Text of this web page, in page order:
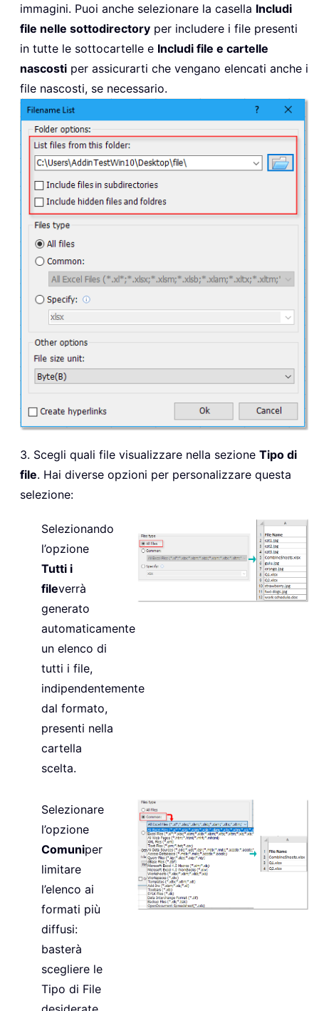
immagini. Puoi anche selezionare la casella Includi
file nelle sottodirectory per includere i file presenti
in tutte le sottocartelle e Includi file e cartelle
nascosti per assicurarti che vengano elencati anche i
file nascosti, se necessario.
3. Scegli quali file visualizzare nella sezione Tipo di
file. Hai diverse opzioni per personalizzare questa
selezione:
Selezionando
l’opzione
Tutti i
fileverrà
generato
automaticamente
un elenco di
tutti i file,
indipendentemente
dal formato,
presenti nella
cartella
scelta.
Selezionare
l’opzione
Comuniper
limitare
l’elenco ai
formati più
diffusi:
basterà
scegliere le
Tipo di File